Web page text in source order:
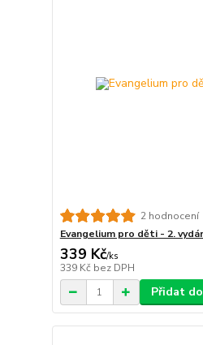
2 hodnocení
Evangelium pro děti - 2.
339 Kč/ks
339 Kč bez DPH
Přidat